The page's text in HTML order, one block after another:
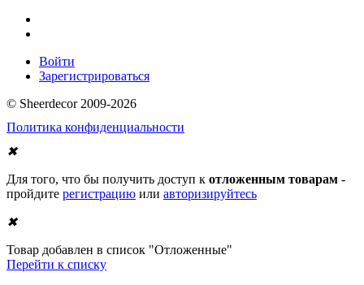
Войти
Зарегистрироваться
© Sheerdecor 2009-2026
Политика конфиденциальности
✖
Для того, что бы получить доступ к отложенным товарам -
пройдите регистрацию или авторизируйтесь
✖
Товар добавлен в список "Отложенные"
Перейти к списку